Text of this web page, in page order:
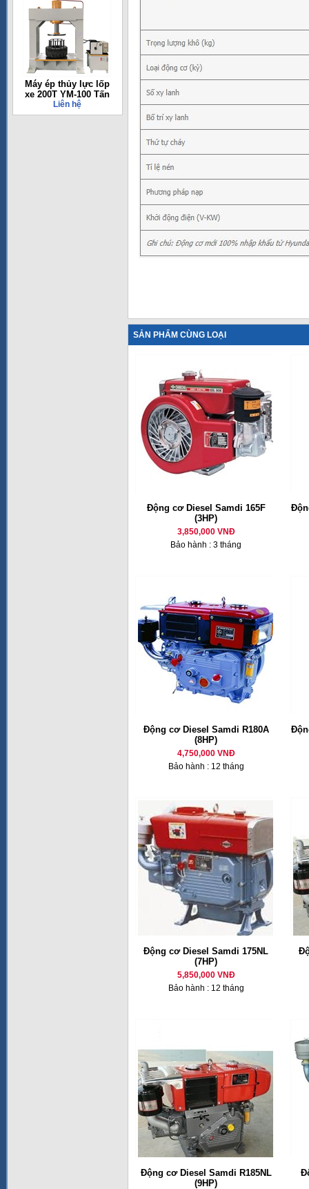
Máy ép thủy lực lốp
xe 200T YM-100 Tấn
Liên hệ
SẢN PHẨM CÙNG LOẠI
Động cơ Diesel Samdi 165F
(3HP)
3,850,000 VNĐ
Bảo hành : 3 tháng
Động cơ Diesel Samdi R180A
(8HP)
4,750,000 VNĐ
Bảo hành : 12 tháng
Động cơ Diesel Samdi 175NL
(7HP)
5,850,000 VNĐ
Bảo hành : 12 tháng
Động cơ Diesel Samdi R185NL
(9HP)